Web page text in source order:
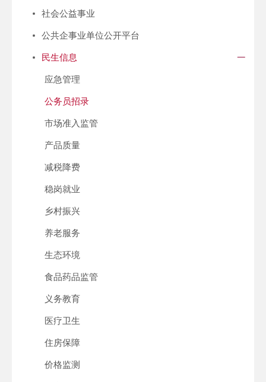
社会公益事业
公共企事业单位公开平台
民生信息
应急管理
公务员招录
市场准入监管
产品质量
减税降费
稳岗就业
乡村振兴
养老服务
生态环境
食品药品监管
义务教育
医疗卫生
住房保障
价格监测